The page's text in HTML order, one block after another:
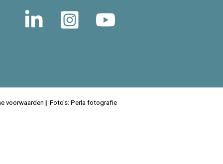
voorwaarden | Foto's: Perla fotografie